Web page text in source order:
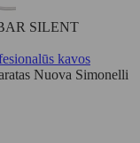
SILENT
kavos
Nuova Simonelli